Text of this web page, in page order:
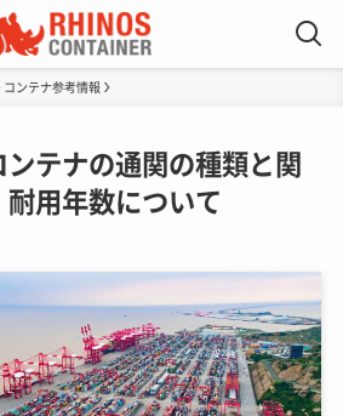
コンテナ参考情報
ンテナの通関の種類と関
用年数について